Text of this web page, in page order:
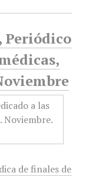
Periódico
de finales de